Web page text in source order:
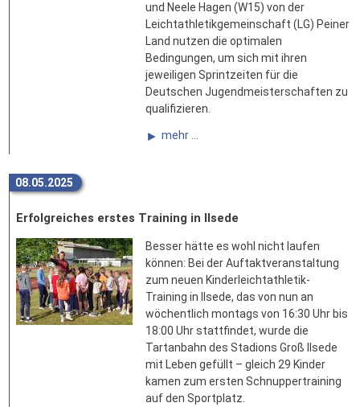
und Neele Hagen (W15) von der
Leichtathletikgemeinschaft (LG) Peiner
Land nutzen die optimalen
Bedingungen, um sich mit ihren
jeweiligen Sprintzeiten für die
Deutschen Jugendmeisterschaften zu
qualifizieren.
mehr ...
08.05.2025
Erfolgreiches erstes Training in Ilsede
Besser hätte es wohl nicht laufen
können: Bei der Auftaktveranstaltung
zum neuen Kinderleichtathletik-
Training in Ilsede, das von nun an
wöchentlich montags von 16:30 Uhr bis
18:00 Uhr stattfindet, wurde die
Tartanbahn des Stadions Groß Ilsede
mit Leben gefüllt – gleich 29 Kinder
kamen zum ersten Schnuppertraining
auf den Sportplatz.